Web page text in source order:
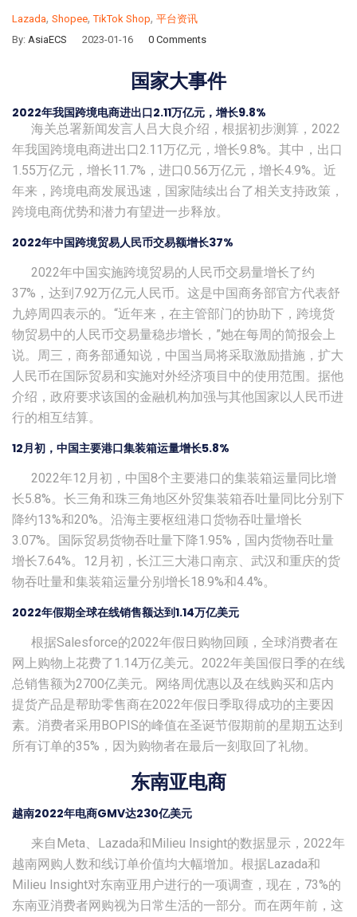
Lazada, Shopee,TikTok Shop, 平台资讯
By: AsiaECS 2023-01-16 0 Comments
国家大事件
2022年我国跨境电商进出口2.11万亿元，增长9.8%
海关总署新闻发言人吕大良介绍，根据初步测算，2022
年我国跨境电商进出口2.11万亿元，增长9.8%。其中，出口
1.55万亿元，增长11.7%，进口0.56万亿元，增长4.9%。近
年来，跨境电商发展迅速，国家陆续出台了相关支持政策，
跨境电商优势和潜力有望进一步释放。
2022年中国跨境贸易人民币交易额增长37%
2022年中国实施跨境贸易的人民币交易量增长了约
37%，达到7.92万亿元人民币。这是中国商务部官方代表舒
九婷周四表示的。“近年来，在主管部门的协助下，跨境货
物贸易中的人民币交易量稳步增长，”她在每周的简报会上
说。周三，商务部通知说，中国当局将采取激励措施，扩大
人民币在国际贸易和实施对外经济项目中的使用范围。据他
介绍，政府要求该国的金融机构加强与其他国家以人民币进
行的相互结算。
12月初，中国主要港口集装箱运量增长5.8%
2022年12月初，中国8个主要港口的集装箱运量同比增
长5.8%。长三角和珠三角地区外贸集装箱吞吐量同比分别下
降约13%和20%。沿海主要枢纽港口货物吞吐量增长
3.07%。国际贸易货物吞吐量下降1.95%，国内货物吞吐量
增长7.64%。12月初，长江三大港口南京、武汉和重庆的货
物吞吐量和集装箱运量分别增长18.9%和4.4%。
2022年假期全球在线销售额达到1.14万亿美元
根据Salesforce的2022年假日购物回顾，全球消费者在
网上购物上花费了1.14万亿美元。2022年美国假日季的在线
总销售额为2700亿美元。网络周优惠以及在线购买和店内
提货产品是帮助零售商在2022年假日季取得成功的主要因
素。消费者采用BOPIS的峰值在圣诞节假期前的星期五达到
所有订单的35%，因为购物者在最后一刻取回了礼物。
东南亚电商
越南2022年电商GMV达230亿美元
来自Meta、Lazada和Milieu Insight的数据显示，2022年
越南网购人数和线订单价值均大幅增加。根据Lazada和
Milieu Insight对东南亚用户进行的一项调查，现在，73%的
东南亚消费者网购视为日常生活的一部分。而在两年前，这